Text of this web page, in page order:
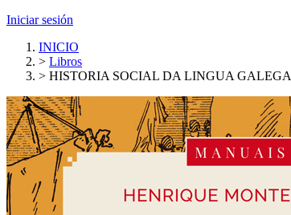
Iniciar sesión
INICIO
> Libros
> HISTORIA SOCIAL DA LINGUA GALEGA